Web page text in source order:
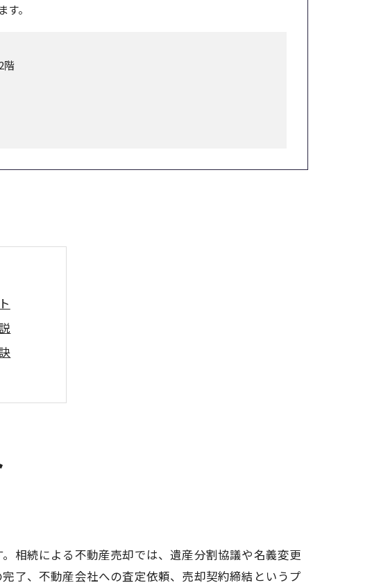
。
階
ド
相続による不動産売却では、遺産分割協議や名義変更
了、不動産会社への査定依頼、売却契約締結というプ